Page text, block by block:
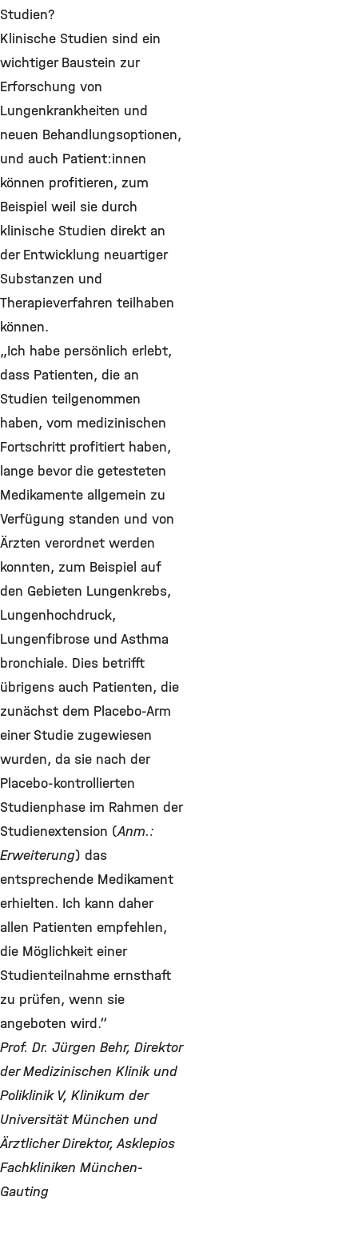
Studien?
Klinische Studien sind ein
wichtiger Baustein zur
Erforschung von
Lungenkrankheiten und
neuen Behandlungsoptionen,
und auch Patient:innen
können profitieren, zum
Beispiel weil sie durch
klinische Studien direkt an
der Entwicklung neuartiger
Substanzen und
Therapieverfahren teilhaben
können.
„Ich habe persönlich erlebt,
dass Patienten, die an
Studien teilgenommen
haben, vom medizinischen
Fortschritt profitiert haben,
lange bevor die getesteten
Medikamente allgemein zu
Verfügung standen und von
Ärzten verordnet werden
konnten, zum Beispiel auf
den Gebieten Lungenkrebs,
Lungenhochdruck,
Lungenfibrose und Asthma
bronchiale. Dies betrifft
übrigens auch Patienten, die
zunächst dem Placebo-Arm
einer Studie zugewiesen
wurden, da sie nach der
Placebo-kontrollierten
Studienphase im Rahmen der
Studienextension (Anm.:
Erweiterung) das
entsprechende Medikament
erhielten. Ich kann daher
allen Patienten empfehlen,
die Möglichkeit einer
Studienteilnahme ernsthaft
zu prüfen, wenn sie
angeboten wird.“
Prof. Dr. Jürgen Behr, Direktor
der Medizinischen Klinik und
Poliklinik V, Klinikum der
Universität München und
Ärztlicher Direktor, Asklepios
Fachkliniken München-
Gauting